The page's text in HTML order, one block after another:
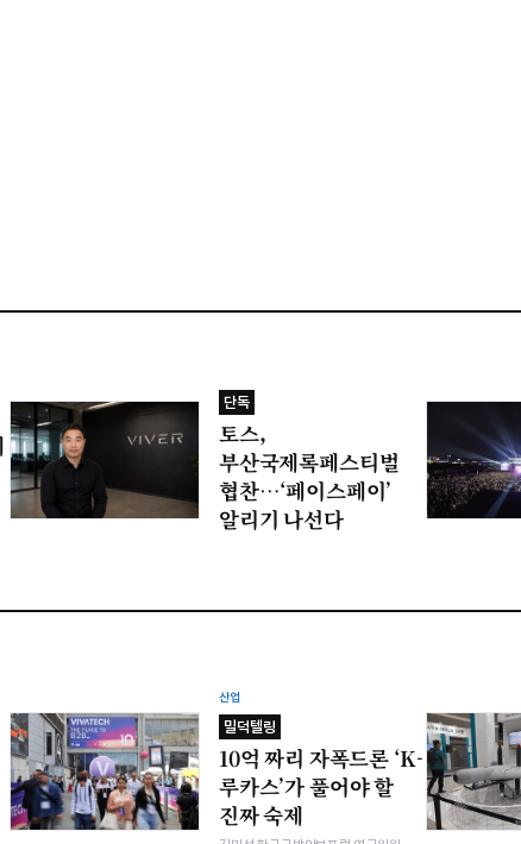
단독
토스,
부산국제록페스티벌
협찬…‘페이스페이’
알리기 나선다
산업
밀덕텔링
10억 짜리 자폭드론 ‘K-
루카스’가 풀어야 할
진짜 숙제